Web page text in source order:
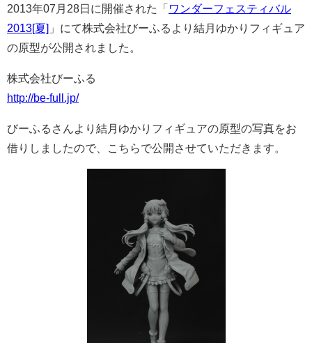
2013年07月28日に開催された「 ワンダーフェスティバル
2013[夏] 」にて株式会社びーふるより結月ゆかりフィギュア
の原型が公開されました。
株式会社びーふる
http://be-full.jp/
びーふるさんより結月ゆかりフィギュアの原型の写真をお
借りしましたので、こちらで公開させていただきます。